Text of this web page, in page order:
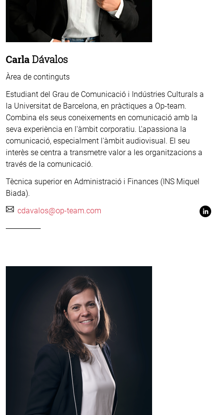
CarlaDávalos
Àrea de continguts
Estudiant del Grau de Comunicació i Indústries Culturals a
la Universitat de Barcelona, en pràctiques a Op-team.
Combina els seus coneixements en comunicació amb la
seva experiència en l'àmbit corporatiu. L'apassiona la
comunicació, especialment l'àmbit audiovisual. El seu
interès se centra a transmetre valor a les organitzacions a
través de la comunicació.
Tècnica superior en Administració i Finances (INS Miquel
Biada).
cdavalos@op-team.com